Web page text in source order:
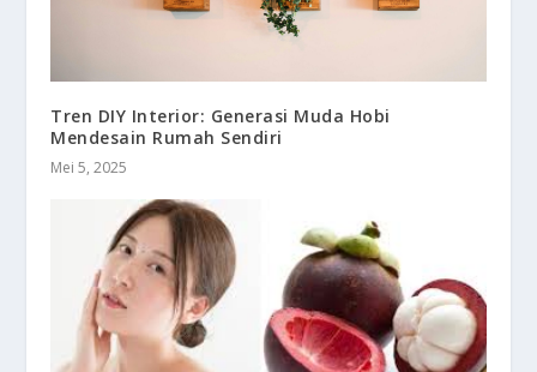
Tren DIY Interior: Generasi Muda Hobi
Mendesain Rumah Sendiri
Mei 5, 2025